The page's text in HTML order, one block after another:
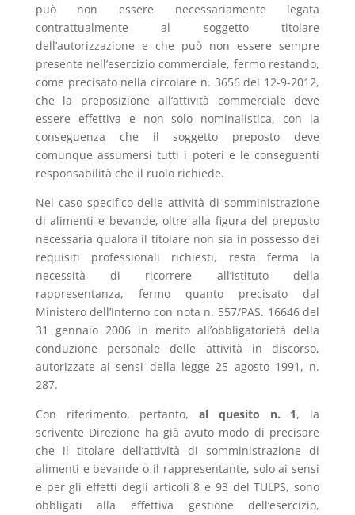
può non essere necessariamente legata
contrattualmente al soggetto titolare
dell’autorizzazione e che può non essere sempre
presente nell’esercizio commerciale, fermo restando,
come precisato nella circolare n. 3656 del 12-9-2012,
che la preposizione all’attività commerciale deve
essere effettiva e non solo nominalistica, con la
conseguenza che il soggetto preposto deve
comunque assumersi tutti i poteri e le conseguenti
responsabilità che il ruolo richiede.
Nel caso specifico delle attività di somministrazione
di alimenti e bevande, oltre alla figura del preposto
necessaria qualora il titolare non sia in possesso dei
requisiti professionali richiesti, resta ferma la
necessità di ricorrere all’istituto della
rappresentanza, fermo quanto precisato dal
Ministero dell’Interno con nota n. 557/PAS. 16646 del
31 gennaio 2006 in merito all’obbligatorietà della
conduzione personale delle attività in discorso,
autorizzate ai sensi della legge 25 agosto 1991, n.
287.
Con riferimento, pertanto,al quesito n. 1, la
scrivente Direzione ha già avuto modo di precisare
che il titolare dell’attività di somministrazione di
alimenti e bevande o il rappresentante, solo ai sensi
e per gli effetti degli articoli 8 e 93 del TULPS, sono
obbligati alla effettiva gestione dell’esercizio,